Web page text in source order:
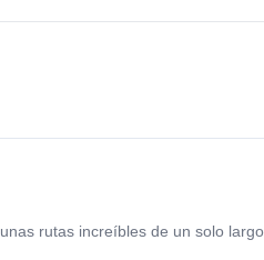
rutas increíbles de un solo